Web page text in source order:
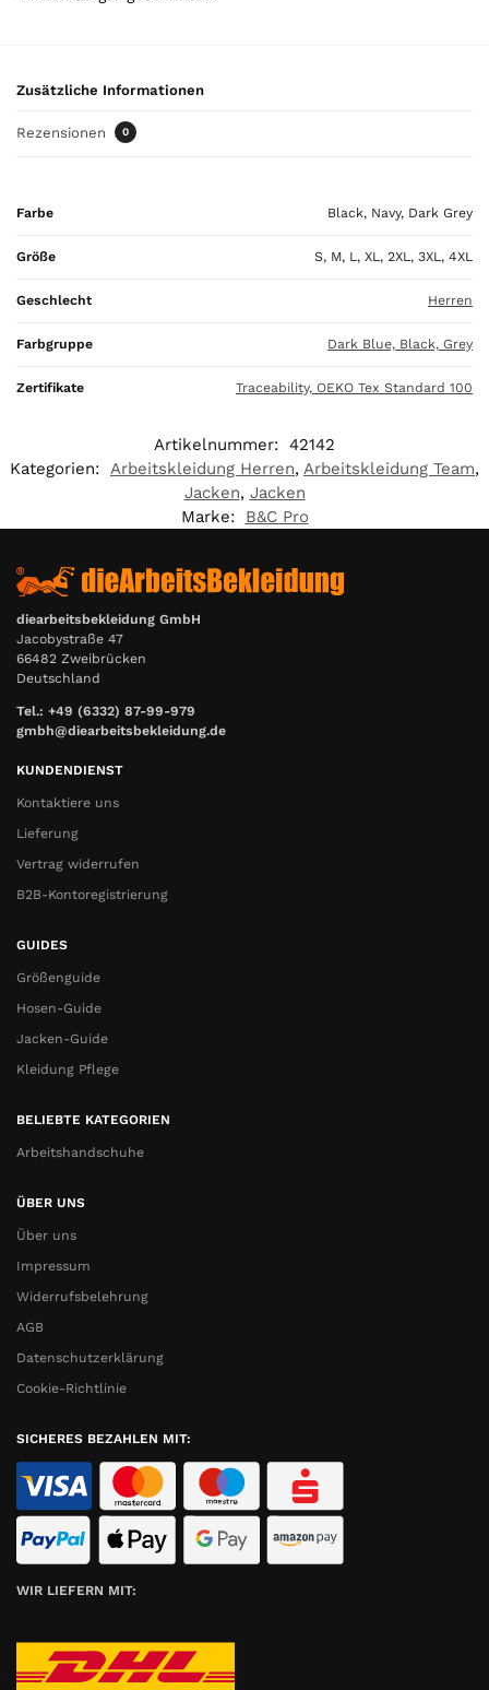
t
a
0
0
0
€
Zusätzliche Informationen
Rezensionen 0
Farbe Black, Navy, Dark Grey
Größe S, M, L, XL, 2XL, 3XL, 4XL
Geschlecht Herren
Farbgruppe Dark Blue, Black, Grey
Zertifikate Traceability, OEKO Tex Standard 100
Artikelnummer: 42142
Kategorien: Arbeitskleidung Herren, Arbeitskleidung Team,
Jacken, Jacken
Marke:
B&C Pro
diearbeitsbekleidung GmbH
Jacobystraße 47
66482 Zweibrücken
Deutschland
Tel.: +49 (6332) 87-99-979
gmbh@diearbeitsbekleidung.de
KUNDENDIENST
Kontaktiere uns
Lieferung
Vertrag widerrufen
B2B-Kontoregistrierung
GUIDES
Größenguide
Hosen-Guide
Jacken-Guide
Kleidung Pflege
BELIEBTE KATEGORIEN
Arbeitshandschuhe
ÜBER UNS
Über uns
Impressum
Widerrufsbelehrung
AGB
Datenschutzerklärung
Cookie-Richtlinie
SICHERES BEZAHLEN MIT:
WIR LIEFERN MIT: